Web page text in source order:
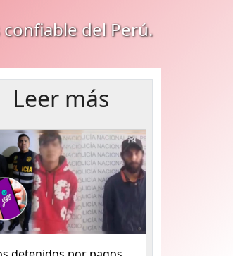
del Perú.
Leer más